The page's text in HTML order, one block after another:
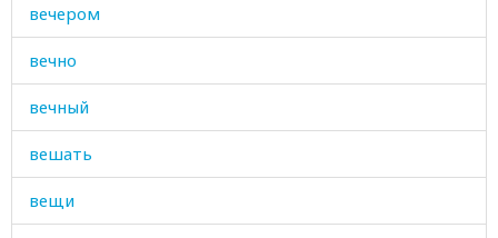
вечером
вечно
вечный
вешать
вещи